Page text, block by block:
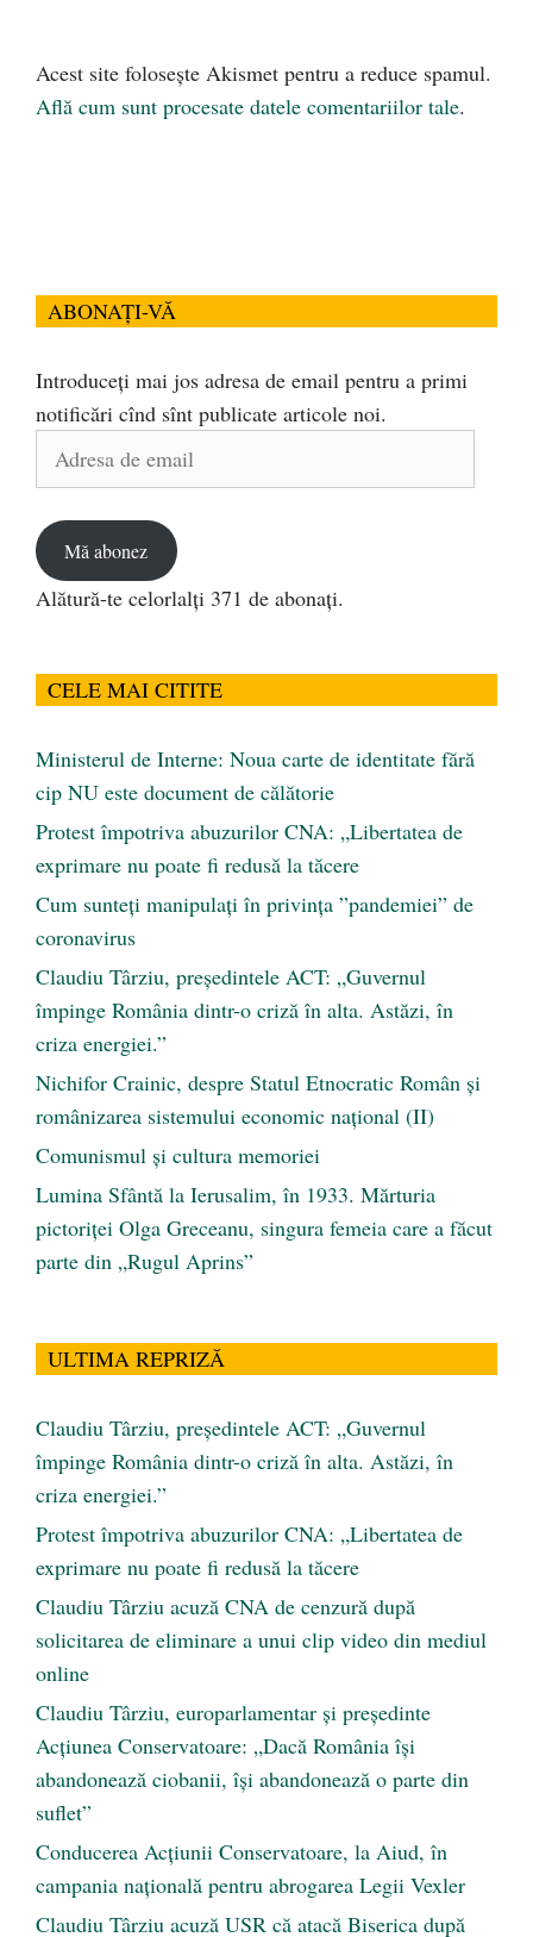
Acest site folosește Akismet pentru a reduce spamul.
Află cum sunt procesate datele comentariilor tale.
ABONAȚI-VĂ
Introduceți mai jos adresa de email pentru a primi
notificări cînd sînt publicate articole noi.
Adresa
Mă abonez
Alătură-te celorlalți 371 de abonați.
CELE MAI CITITE
Ministerul de Interne: Noua carte de identitate fără
cip NU este document de călătorie
Protest împotriva abuzurilor CNA: „Libertatea de
exprimare nu poate fi redusă la tăcere
Cum sunteți manipulați în privința ”pandemiei” de
coronavirus
Claudiu Târziu, președintele ACT: „Guvernul
împinge România dintr-o criză în alta. Astăzi, în
criza energiei.”
Nichifor Crainic, despre Statul Etnocratic Român şi
românizarea sistemului economic naţional (II)
Comunismul şi cultura memoriei
Lumina Sfântă la Ierusalim, în 1933. Mărturia
pictoriței Olga Greceanu, singura femeia care a făcut
parte din „Rugul Aprins”
ULTIMA REPRIZĂ
Claudiu Târziu, președintele ACT: „Guvernul
împinge România dintr-o criză în alta. Astăzi, în
criza energiei.”
Protest împotriva abuzurilor CNA: „Libertatea de
exprimare nu poate fi redusă la tăcere
Claudiu Târziu acuză CNA de cenzură după
solicitarea de eliminare a unui clip video din mediul
online
Claudiu Târziu, europarlamentar și președinte
Acțiunea Conservatoare: „Dacă România își
abandonează ciobanii, își abandonează o parte din
suflet”
Conducerea Acțiunii Conservatoare, la Aiud, în
campania națională pentru abrogarea Legii Vexler
Claudiu Târziu acuză USR că atacă Biserica după